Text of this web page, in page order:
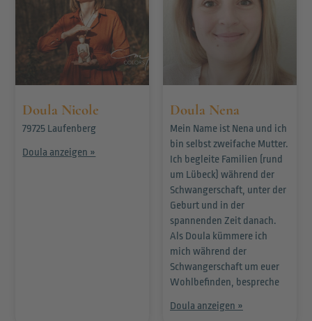
Doula Nicole
79725 Laufenberg
Doula anzeigen »
Doula Nena
Mein Name ist Nena und ich
bin selbst zweifache Mutter.
Ich begleite Familien (rund
um Lübeck) während der
Schwangerschaft, unter der
Geburt und in der
spannenden Zeit danach.
Als Doula kümmere ich
mich während der
Schwangerschaft um euer
Wohlbefinden, bespreche
Doula anzeigen »